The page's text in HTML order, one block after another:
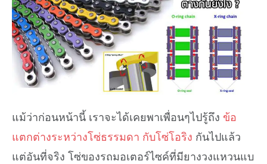
แม้ว่าก่อนหน้านี้ เราจะได้เคยพาเพื่อนๆไปรู้ถึง ข้อ
แตกต่างระหว่างโซ่ธรรมดา กับโซ่โอริง กันไปแล้ว
แต่อันที่จริง โซ่ของรถมอเตอร์ไซค์ที่มียางวงแหวนแบ